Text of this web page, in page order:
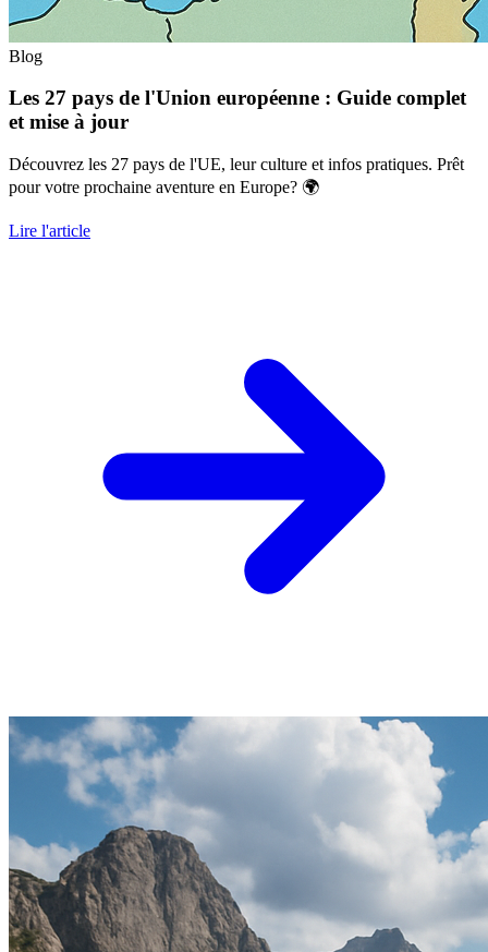
Blog
Les 27 pays de l'Union européenne : Guide complet
et mise à jour
Découvrez les 27 pays de l'UE, leur culture et infos pratiques. Prêt
pour votre prochaine aventure en Europe? 🌍
Lire l'article